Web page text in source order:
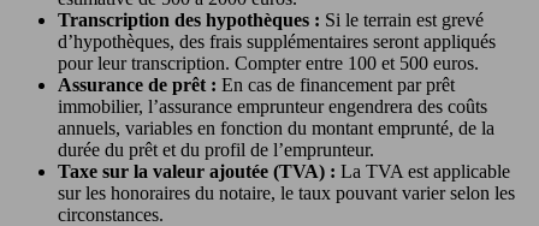
Transcription des hypothèques : Si le terrain est grevé
d’hypothèques, des frais supplémentaires seront appliqués
pour leur transcription. Compter entre 100 et 500 euros.
Assurance de prêt : En cas de financement par prêt
immobilier, l’assurance emprunteur engendrera des coûts
annuels, variables en fonction du montant emprunté, de la
durée du prêt et du profil de l’emprunteur.
Taxe sur la valeur ajoutée (TVA) : La TVA est applicable
sur les honoraires du notaire, le taux pouvant varier selon les
circonstances.